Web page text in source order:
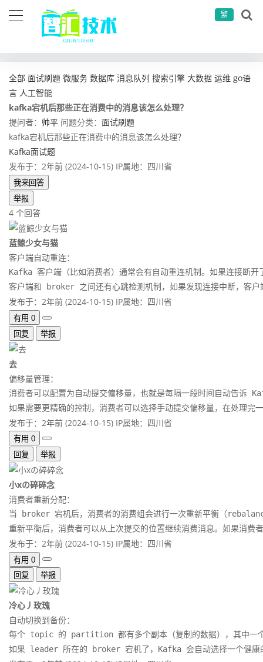
繁
全部 面试刷题 微服务 数据库 消息队列 搜索引擎 大数据 运维 go语
言 人工智能
kafka宕机后那些正在消费中的消息该怎么处理？
提问者： 帅平 问题分类： 面试刷题
kafka宕机后那些正在消费中的消息该怎么处理？
Kafka面试题
发布于：2年前 (2024-10-15) IP属地：四川省
我来回答
举报
4 个回答
蓝鲸少女与猫
客户端自动重连：
Kafka 客户端（比如消费者）通常会有自动重连机制。如果连接断
客户端和 broker 之间还有心跳检测机制，如果发现连接中断，客户
发布于：2年前 (2024-10-15) IP属地：四川省
有用 0
回复
举报
去
偏移量管理：
消费者可以配置为自动提交偏移量，也就是每隔一段时间自动告诉
如果需要更精确的控制，消费者可以选择手动提交偏移量，在处理完
发布于：2年前 (2024-10-15) IP属地：四川省
有用 0
回复
举报
小xの碎碎念
消费者重新分配：
当 broker 宕机后，消费者的消费组会进行一次重新平衡（
重新平衡后，消费者可以从上次提交的位置继续消费消息。如果消
发布于：2年前 (2024-10-15) IP属地：四川省
有用 0
回复
举报
冷心丿玫瑰
自动切换到备份：
每个 topic 的 partition 都有多个副本（复制的数据），其中一
如果 leader 所在的 broker 宕机了，Kafka 会自动选择一个健